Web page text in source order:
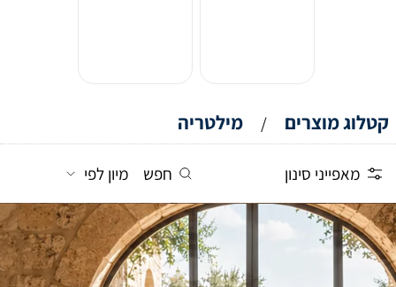
קטלוג מוצרים / מילטריה
מאפייני סינון חפש מיון לפי